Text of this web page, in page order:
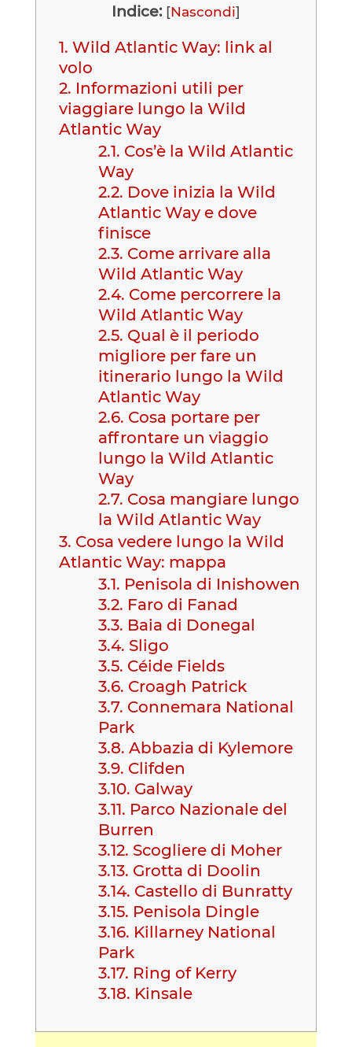
Indice: [Nascondi]
1. Wild Atlantic Way: link al
volo
2. Informazioni utili per
viaggiare lungo la Wild
Atlantic Way
2.1. Cos’è la Wild Atlantic
Way
2.2. Dove inizia la Wild
Atlantic Way e dove
finisce
2.3. Come arrivare alla
Wild Atlantic Way
2.4. Come percorrere la
Wild Atlantic Way
2.5. Qual è il periodo
migliore per fare un
itinerario lungo la Wild
Atlantic Way
2.6. Cosa portare per
affrontare un viaggio
lungo la Wild Atlantic
Way
2.7. Cosa mangiare lungo
la Wild Atlantic Way
3. Cosa vedere lungo la Wild
Atlantic Way: mappa
3.1. Penisola di Inishowen
3.2. Faro di Fanad
3.3. Baia di Donegal
3.4. Sligo
3.5. Céide Fields
3.6. Croagh Patrick
3.7. Connemara National
Park
3.8. Abbazia di Kylemore
3.9. Clifden
3.10. Galway
3.11. Parco Nazionale del
Burren
3.12. Scogliere di Moher
3.13. Grotta di Doolin
3.14. Castello di Bunratty
3.15. Penisola Dingle
3.16. Killarney National
Park
3.17. Ring of Kerry
3.18. ​Kinsale